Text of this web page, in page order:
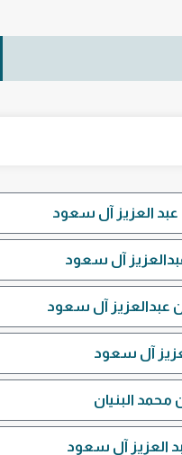
عبد العزيز آل سعود
آل سعود
عبدالعزيز آل سعود
آل سعود
محمد البنيان
العزيز آل سعود